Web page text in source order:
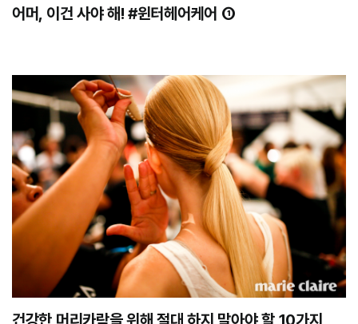
어머, 이건 사야 해! #윈터헤어케어 ①
건강한 머리카락을 위해 절대 하지 말아야 할 10가지